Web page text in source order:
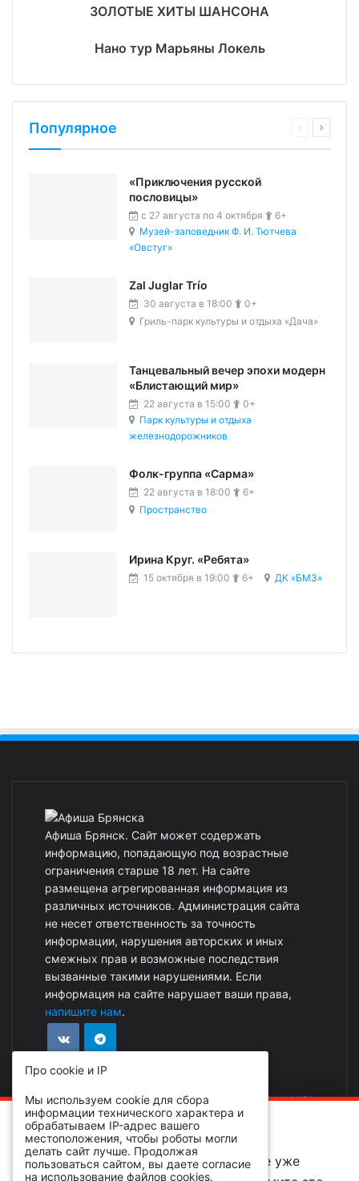
ОБРАТИТЕ ВНИМАНИЕ!
Вы просматриваете событие, которое уже
ЗОЛОТЫЕ ХИТЫ ШАНСОНА
Нано тур Марьяны Локель
Популярное
«Приключения русской
пословицы»
c 27 августа по 4 октября
6+
Музей-заповедник Ф. И. Тютчева
«Овстуг»
Zal Juglar Trío
30 августа в 18:00
0+
Гриль-парк культуры и отдыха «Дача»
Танцевальный вечер эпохи модерн
«Блистающий мир»
22 августа в 15:00
0+
Парк культуры и отдыха
железнодорожников
Фолк-группа «Сарма»
22 августа в 18:00
6+
Пространство
Ирина Круг. «Ребята»
15 октября в 19:00 6+ ДК «БМЗ»
Афиша Брянск. Сайт может содержать
информацию, попадающую под возрастные
ограничения старше 18 лет. На сайте
размещена агрегированная информация из
различных источников. Администрация сайта
не несет ответственность за точность
информации, нарушения авторских и иных
смежных прав и возможные последствия
вызванные такими нарушениями. Если
информация на сайте нарушает ваши права,
напишите нам.
Реклама на сайте | Добавить событие или место
Про cookie и IP
Мы используем cookie для сбора
информации технического характера и
обрабатываем IP-адрес вашего
местоположения, чтобы роботы могли
делать сайт лучше. Продолжая
пользоваться сайтом, вы даете согласие
на использование файлов cookies.